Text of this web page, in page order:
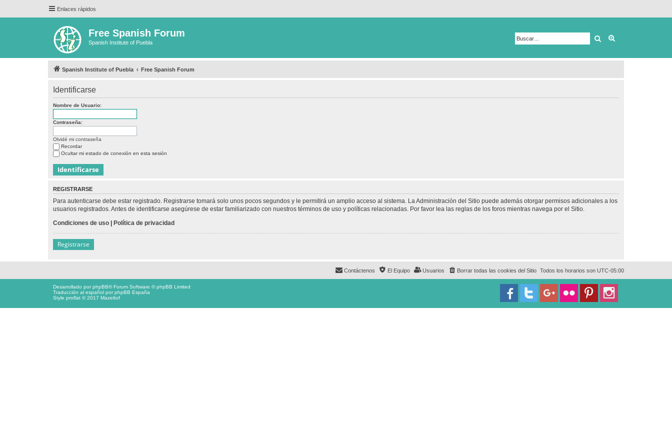
Enlaces rápidos
Free Spanish Forum
Spanish Institute of Puebla Buscar
Spanish Institute of Puebla Free Spanish Forum
Identificarse
Nombre de Usuario:
Contraseña:
Olvidé mi contraseña
Recordar
Ocultar mi estado de conexión en esta sesión
REGISTRARSE
Para autenticarse debe estar registrado. Registrarse tomará solo unos pocos segundos y le permitirá un amplio acceso al sistema. La Administración del Sitio puede además otorgar permisos adicionales a los
usuarios registrados. Antes de identificarse asegúrese de estar familiarizado con nuestros términos de uso y políticas relacionadas. Por favor lea las reglas de los foros mientras navega por el Sitio.
Condiciones de uso | Política de privacidad
Registrarse
Todos los horarios son UTC-05:00
Borrar todas las cookies del Sitio
Usuarios
El Equipo
Contáctenos
Desarrollado porphpBB® Forum Software © phpBB Limited
Traducción al español porphpBB España
Style proflat © 2017 Mazeltof